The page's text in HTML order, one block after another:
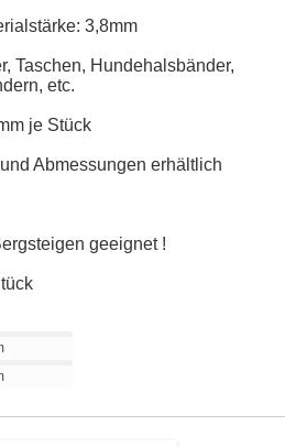
3,8mm
Taschen, Hundehalsbänder,
etc.
je Stück
Abmessungen erhältlich
geeignet !